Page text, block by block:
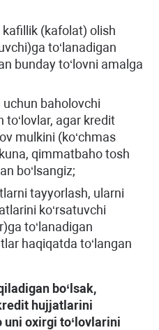
kafillik (kafolat) olish
to‘lanadigan
bunday to‘lovni amalga
baholovchi
to‘lovlar, agar kredit
mulkini (ko‘chmas
qimmatbaho tosh
bo‘lsangiz;
tayyorlash, ularni
ko‘rsatuvchi
to‘lanadigan
haqiqatda to‘langan
bo‘lsak,
hujjatlarini
uni oxirgi to‘lovlarini